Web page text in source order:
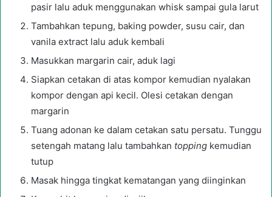
pasir lalu aduk menggunakan whisk sampai gula larut
Tambahkan tepung, baking powder, susu cair, dan
vanila extract lalu aduk kembali
Masukkan margarin cair, aduk lagi
Siapkan cetakan di atas kompor kemudian nyalakan
kompor dengan api kecil. Olesi cetakan dengan
margarin
Tuang adonan ke dalam cetakan satu persatu. Tunggu
setengah matang lalu tambahkan topping kemudian
tutup
Masak hingga tingkat kematangan yang diinginkan